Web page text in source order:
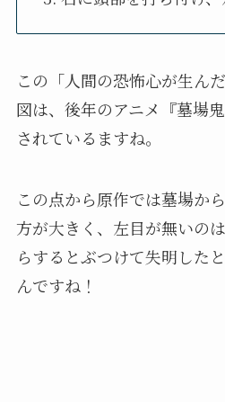
この「人間の恐怖心が生ん
図は、後年のアニメ『墓場
されているますね。
この点から原作では墓場か
方が大きく、左目が無いの
らするとぶつけて失明した
んですね！